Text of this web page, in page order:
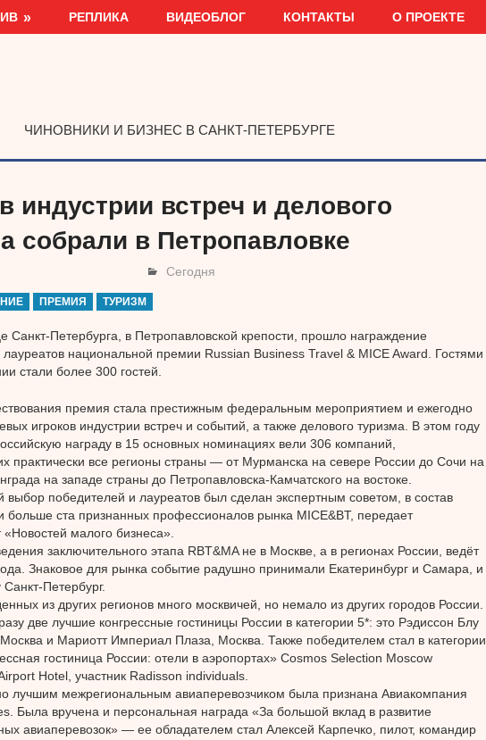
РЕПЛИКА ВИДЕОБЛОГ КОНТАКТЫ О ПРОЕКТЕ
ЧИНОВНИКИ И БИЗНЕС В САНКТ-ПЕТЕРБУРГЕ
индустрии встреч и делового
собрали в Петропавловке
Сегодня
ПРЕМИЯ ТУРИЗМ
Санкт-Петербурга, в Петропавловской крепости, прошло награждение
национальной премии Russian Business Travel & MICE Award. Гостями
стали более 300 гостей.
премия стала престижным федеральным мероприятием и ежегодно
игроков индустрии встреч и событий, а также делового туризма. В этом году
награду в 15 основных номинациях вели 306 компаний,
практически все регионы страны — от Мурманска на севере России до Сочи на
на западе страны до Петропавловска-Камчатского на востоке.
выбор победителей и лауреатов был сделан экспертным советом, в состав
больше ста признанных профессионалов рынка MICE&BT, передает
«Новостей малого бизнеса».
заключительного этапа RBT&MA не в Москве, а в регионах России, ведёт
Знаковое для рынка событие радушно принимали Екатеринбург и Самара, и
Санкт-Петербург.
из других регионов много москвичей, но немало из других городов России.
две лучшие конгрессные гостиницы России в категории 5*: это Рэдиссон Блу
и Мариотт Империал Плаза, Москва. Также победителем стал в категории
гостиница России: отели в аэропортах» Cosmos Selection Moscow
Hotel, участник Radisson individuals.
лучшим межрегиональным авиаперевозчиком была признана Авиакомпания
Была вручена и персональная награда «За большой вклад в развитие
авиаперевозок» — ее обладателем стал Алексей Карпечко, пилот, командир